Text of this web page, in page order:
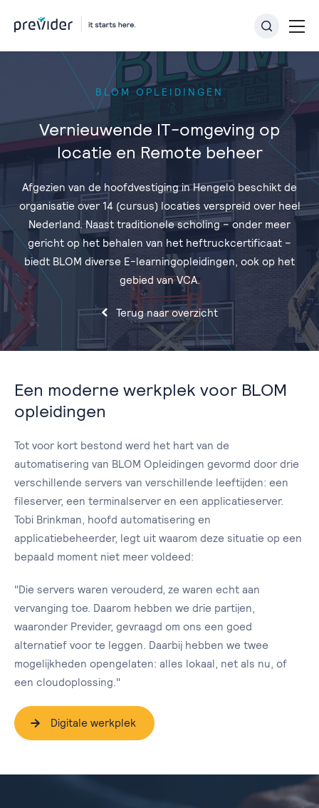
BLOM OPLEIDINGEN
Vernieuwende IT-omgeving op
locatie en Remote beheer
Afgezien van de hoofdvestiging in Hengelo beschikt de
organisatie over 14 (cursus) locaties verspreid over heel
Nederland. Naast traditionele scholing − onder meer
gericht op het behalen van het heftruckcertificaat −
biedt BLOM diverse E-learningopleidingen, ook op het
gebied van VCA.
Terug naar overzicht
Een moderne werkplek voor BLOM
opleidingen
Tot voor kort bestond werd het hart van de
automatisering van BLOM Opleidingen gevormd door drie
verschillende servers van verschillende leeftijden: een
fileserver, een terminalserver en een applicatieserver.
Tobi Brinkman, hoofd automatisering en
applicatiebeheerder, legt uit waarom deze situatie op een
bepaald moment niet meer voldeed:
"Die servers waren verouderd, ze waren echt aan
vervanging toe. Daarom hebben we drie partijen,
waaronder Previder, gevraagd om ons een goed
alternatief voor te leggen. Daarbij hebben we twee
mogelijkheden opengelaten: alles lokaal, net als nu, of
een cloudoplossing."
Digitale werkplek